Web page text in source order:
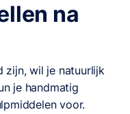
na
zijn, wil je natuurlijk
je handmatig
voor.